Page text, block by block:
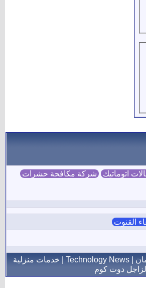
اتوماتيك شركة مكافحة حشرات
القنوت
Technology News
خدمات منزلية
الزاجل دوت كوم